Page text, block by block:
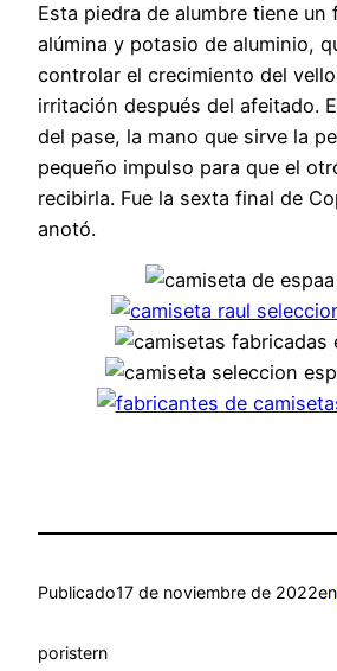
Esta piedra de alumbre tiene un
alúmina y potasio de aluminio,
controlar el crecimiento del
irritación después del afeitado.
del pase, la mano que sirve la
pequeño impulso para que el
recibirla. Fue la sexta final de
anotó.
Publicado17 de noviembre de 2022en
poristern